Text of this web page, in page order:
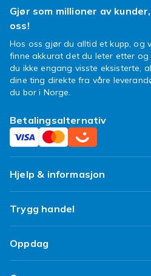
Gjør som millioner av
oss!
Hos oss gjør du alltid et kupp, og
finne akkurat det du leter etter
du ikke engang visste eksisterte,
dine ting direkte fra våre
du bor i Norge.
Betalingsalternativ
Hjelp & informasjon
Ofte stilte spørsmål
Spor pakken min
Angre & returner her
Trygg handel
Fornøyd kunde-løfte
Kundeanmeldelser
Oppdag
Design dine egne klær